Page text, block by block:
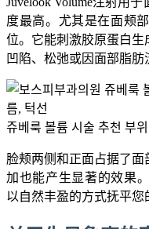
度最高。尤其是在面颊
位。它能刺激胶原蛋白
凹陷、松弛或因面部脂肪
쥬베룩 볼륨 시술 추천 부
脸颊两侧和正面占据了
加也能产生显著的效果。
以自然丰盈的方式抚平您